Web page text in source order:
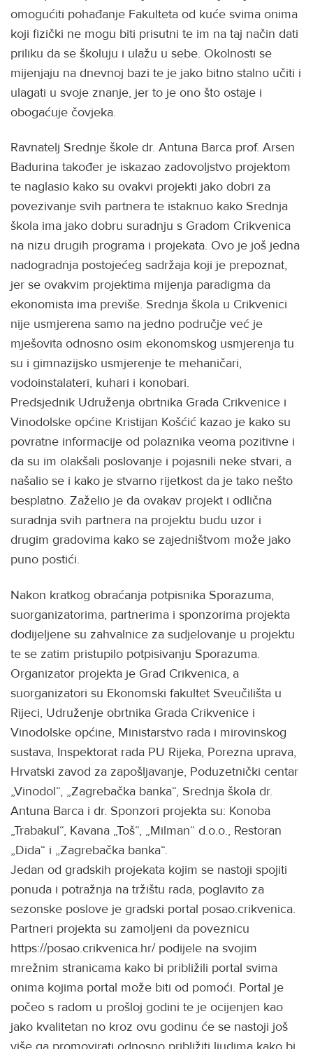
omogućiti pohađanje Fakulteta od kuće svima onima
koji fizički ne mogu biti prisutni te im na taj način dati
priliku da se školuju i ulažu u sebe. Okolnosti se
mijenjaju na dnevnoj bazi te je jako bitno stalno učiti i
ulagati u svoje znanje, jer to je ono što ostaje i
obogaćuje čovjeka.
Ravnatelj Srednje škole dr. Antuna Barca prof. Arsen
Badurina također je iskazao zadovoljstvo projektom
te naglasio kako su ovakvi projekti jako dobri za
povezivanje svih partnera te istaknuo kako Srednja
škola ima jako dobru suradnju s Gradom Crikvenica
na nizu drugih programa i projekata. Ovo je još jedna
nadogradnja postojećeg sadržaja koji je prepoznat,
jer se ovakvim projektima mijenja paradigma da
ekonomista ima previše. Srednja škola u Crikvenici
nije usmjerena samo na jedno područje već je
mješovita odnosno osim ekonomskog usmjerenja tu
su i gimnazijsko usmjerenje te mehaničari,
vodoinstalateri, kuhari i konobari.
Predsjednik Udruženja obrtnika Grada Crikvenice i
Vinodolske općine Kristijan Košćić kazao je kako su
povratne informacije od polaznika veoma pozitivne i
da su im olakšali poslovanje i pojasnili neke stvari, a
našalio se i kako je stvarno rijetkost da je tako nešto
besplatno. Zaželio je da ovakav projekt i odlična
suradnja svih partnera na projektu budu uzor i
drugim gradovima kako se zajedništvom može jako
puno postići.
Nakon kratkog obraćanja potpisnika Sporazuma,
suorganizatorima, partnerima i sponzorima projekta
dodijeljene su zahvalnice za sudjelovanje u projektu
te se zatim pristupilo potpisivanju Sporazuma.
Organizator projekta je Grad Crikvenica, a
suorganizatori su Ekonomski fakultet Sveučilišta u
Rijeci, Udruženje obrtnika Grada Crikvenice i
Vinodolske općine, Ministarstvo rada i mirovinskog
sustava, Inspektorat rada PU Rijeka, Porezna uprava,
Hrvatski zavod za zapošljavanje, Poduzetnički centar
„Vinodol“, „Zagrebačka banka“, Srednja škola dr.
Antuna Barca i dr. Sponzori projekta su: Konoba
„Trabakul“, Kavana „Toš“, „Milman“ d.o.o., Restoran
„Dida“ i „Zagrebačka banka“.
Jedan od gradskih projekata kojim se nastoji spojiti
ponuda i potražnja na tržištu rada, poglavito za
sezonske poslove je gradski portal posao.crikvenica.
Partneri projekta su zamoljeni da poveznicu
https://posao.crikvenica.hr/ podijele na svojim
mrežnim stranicama kako bi približili portal svima
onima kojima portal može biti od pomoći. Portal je
počeo s radom u prošloj godini te je ocijenjen kao
jako kvalitetan no kroz ovu godinu će se nastoji još